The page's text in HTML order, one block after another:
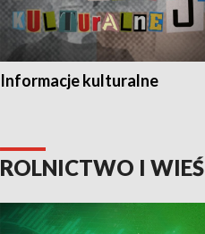
Informacje kulturalne
ROLNICTWO I WIEŚ